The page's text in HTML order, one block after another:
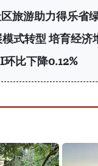
旅游助力得乐省
式转型 培育经济
比下降0.12%